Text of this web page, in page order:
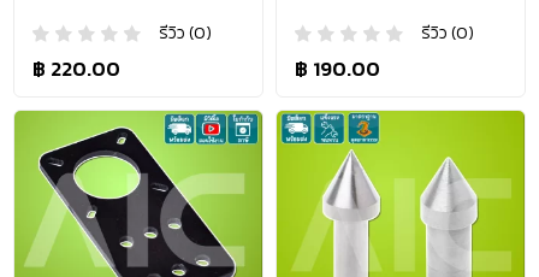
รีวิว (0)
฿ 220.00
รีวิว (0)
฿ 190.00